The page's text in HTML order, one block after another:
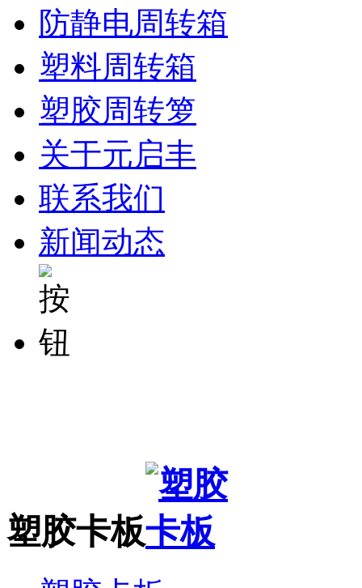
防静电周转箱
塑料周转箱
塑胶周转箩
关于元启丰
联系我们
新闻动态
塑胶卡板